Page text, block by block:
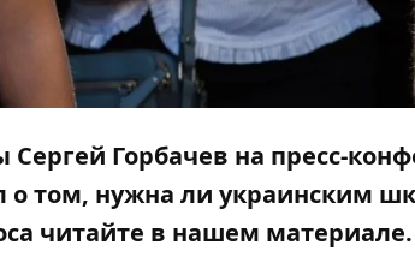
Горбачев на пресс-
о том, нужна ли украинским
читайте в нашем материале.